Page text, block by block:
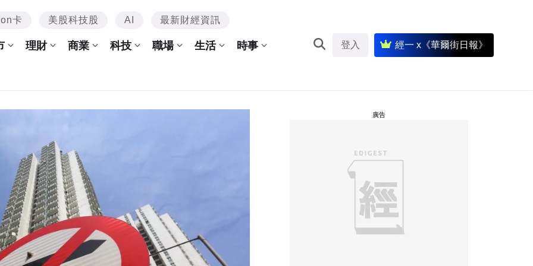
卡 美股科技股 AI 最新財經資訊
理財 商業 科技 職場 生活 時事 登入 經一 x《華爾街日報》
廣告